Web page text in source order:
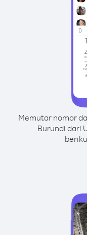
Memutar nomor
Burundi dari